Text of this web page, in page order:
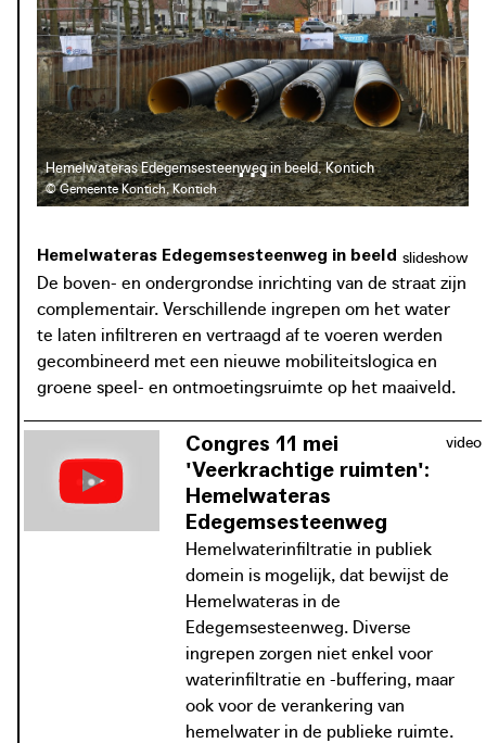
bezorgdheden omtrent geurhinder, zwerfvuil en
ongedierte bij de omwonenden weg te nemen. Dit werd
gemakkelijker wanneer de voordelen van de heraanleg
zichtbaar werden: een meer kwalitatieve leefomgeving
die plaats biedt aan de bewoners voor rust en
ontmoeting.
Hemelwateras Edegemsesteenweg in beeld, Kontich
© Gemeente Kontich, Kontich
slideshow
Hemelwateras Edegemsesteenweg in beeld
De boven- en ondergrondse inrichting van de straat zijn
complementair. Verschillende ingrepen om het water
te laten infiltreren en vertraagd af te voeren werden
gecombineerd met een nieuwe mobiliteitslogica en
groene speel- en ontmoetingsruimte op het maaiveld.
video
Congres 11 mei
'Veerkrachtige ruimten':
Hemelwateras
Edegemsesteenweg
Hemelwaterinfiltratie in publiek
domein is mogelijk, dat bewijst de
Hemelwateras in de
Edegemsesteenweg. Diverse
ingrepen zorgen niet enkel voor
waterinfiltratie en -buffering, maar
ook voor de verankering van
hemelwater in de publieke ruimte.